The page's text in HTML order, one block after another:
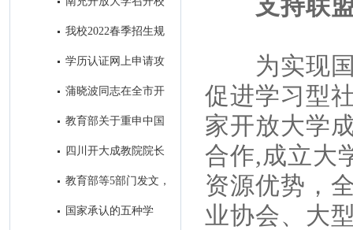
本部2022年秋季招生工作会
我校2022春季招生规
模名列全省市州开大第一名
学历认证网上申请攻
蒲晓波同志在全市开
大系统招生会议上的讲话
教育部关于重申中国
高等教育学生信息网是学历证书
四川开大成教院院长
帅勇一行到我校考察调研
教育部等5部门发文，
加强高等学历继续教育广告发布
国家承认的五种学
支持联
为实现
促进学习型
家开放大学
合作,成立大
资源优势，
业协会、大